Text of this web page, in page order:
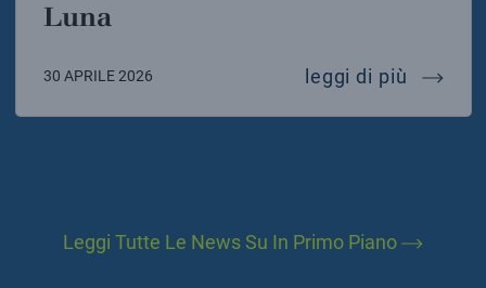
Luna
30 APRILE 2026 leggi di più luna
Leggi Tutte Le News Su In Primo Piano